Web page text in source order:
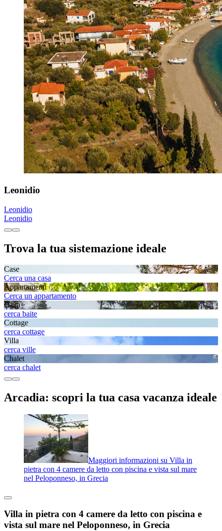
Leonidio
Leonidio
Leonidio
Trova la tua sistemazione ideale
Case
Cerca una casa
Appartamenti
Cerca un appartamento
Baita
cerca baite
Cottage
cerca cottage
Villa
cerca ville
Chalet
cerca chalet
Arcadia: scopri la tua casa vacanza ideale
Maggiori informazioni su Villa in
pietra con 4 camere da letto con piscina e vista sul mare
nel Peloponneso, in Grecia
Villa in pietra con 4 camere da letto con piscina e
vista sul mare nel Peloponneso, in Grecia